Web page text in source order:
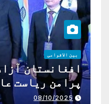
بین الاقوامی
افغانستان
پرامن ریاست
تعاون کے لیے
08/10/2025